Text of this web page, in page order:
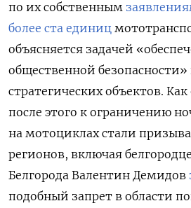
по их собственным
более ста единиц
объясняется задачей
общественной
стратегических объектов.
после этого к ограничению
на мотоциклах стали
регионов, включая
Белгорода Валентин Демидов
подобный запрет в области